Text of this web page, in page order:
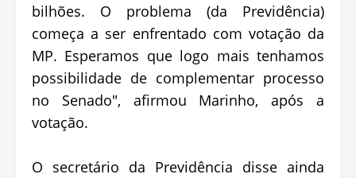
bilhões. O problema (da Previdência)
começa a ser enfrentado com votação da
MP. Esperamos que logo mais tenhamos
possibilidade de complementar processo
no Senado", afirmou Marinho, após a
votação.
O secretário da Previdência disse ainda